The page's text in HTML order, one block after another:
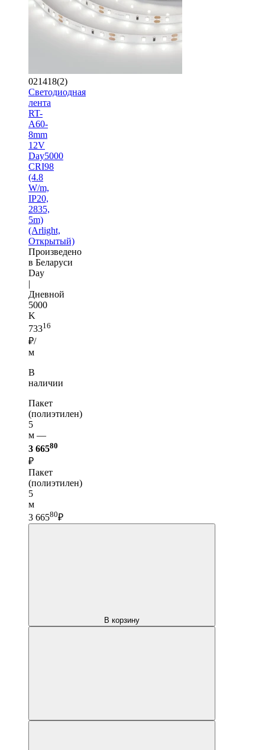
021418(2)
Светодиодная
лента
RT-
A60-
8mm
12V
Day5000
CRI98
(4.8
W/m,
IP20,
2835,
5m)
(Arlight,
Открытый)
Произведено
в Беларуси
Day
|
Дневной
5000
K
73316
₽/
м
В
наличии
Пакет
(полиэтилен)
5
м —
3 66580
₽
Пакет
(полиэтилен)
5
м
3 66580₽
В корзину